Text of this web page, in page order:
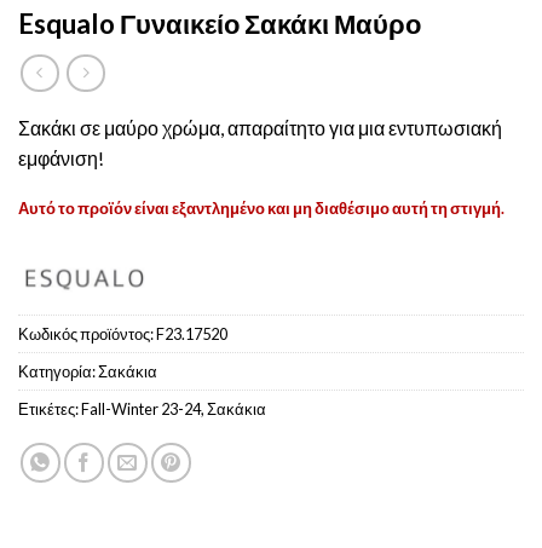
Esqualo Γυναικείο Σακάκι Μαύρο
Σακάκι σε μαύρο χρώμα, απαραίτητο για μια εντυπωσιακή
εμφάνιση!
Αυτό το προϊόν είναι εξαντλημένο και μη διαθέσιμο αυτή τη στιγμή.
Κωδικός προϊόντος:F23.17520
Κατηγορία:Σακάκια
Ετικέτες:Fall-Winter 23-24,Σακάκια